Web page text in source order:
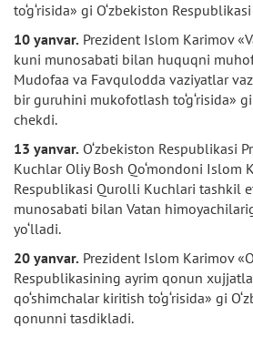
to‘g‘risida» gi O‘zbekiston
10 yanvar. Prezident Islom Karimov
kuni munosabati bilan huquqni
Mudofaa va Favqulodda vaziyatlar
bir guruhini mukofotlash to‘g‘risida»
chekdi.
13 yanvar. O‘zbekiston Respublikasi
Kuchlar Oliy Bosh Qo‘mondoni Islom
Respublikasi Qurolli Kuchlari tashkil
munosabati bilan Vatan
yo‘lladi.
20 yanvar. Prezident Islom Karimov
Respublikasining ayrim qonun
qo‘shimchalar kiritish to‘g‘risida» gi
qonunni tasdikladi.